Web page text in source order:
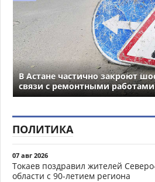
В Астане частично закроют
связи с ремонтными работами
ПОЛИТИКА
07 авг 2026
Токаев поздравил жителей
области с 90-летием региона